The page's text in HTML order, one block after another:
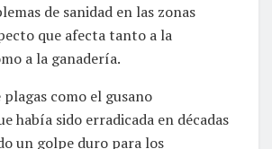
de sanidad en las zonas
que afecta tanto a la
a la ganadería.
plagas como el gusano
había sido erradicada en décadas
un golpe duro para los